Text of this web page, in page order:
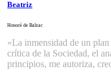
Beatriz
Honoré de Balzac
«La inmensidad de un
crítica de la Sociedad, el
principios, me autoriza,